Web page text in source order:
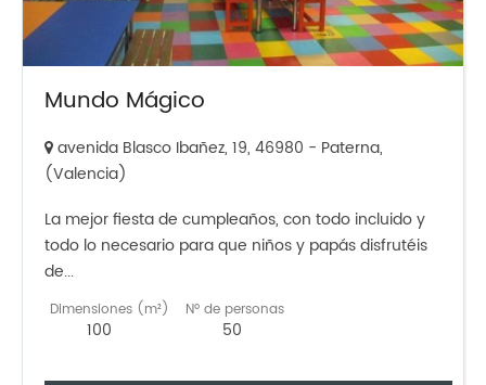
Mundo Mágico
avenida Blasco Ibañez, 19, 46980 - Paterna,
(Valencia)
La mejor fiesta de cumpleaños, con todo incluido y
todo lo necesario para que niños y papás disfrutéis
de...
Dimensiones (m²)
100
Nº de personas
50